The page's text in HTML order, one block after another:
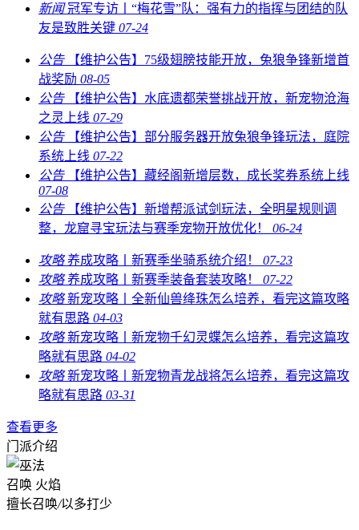
新闻 冠军专访丨“梅花雪”队：强有力的指挥与团结的队
友是致胜关键 07-24
公告
【维护公告】75级翅膀技能开放，兔狼争锋新增首
战奖励 08-05
公告
【维护公告】水底遗都荣誉挑战开放，新宠物沧海
之灵上线 07-29
公告
【维护公告】部分服务器开放兔狼争锋玩法，庭院
系统上线 07-22
公告
【维护公告】藏经阁新增层数，成长奖券系统上线
07-08
公告
【维护公告】新增帮派试剑玩法，全明星规则调
整，龙窟寻宝玩法与赛季宠物开放优化！
06-24
攻略 养成攻略丨新赛季坐骑系统介绍！
07-23
攻略 养成攻略丨新赛季装备套装攻略！
07-22
攻略 新宠攻略丨全新仙兽绛珠怎么培养，看完这篇攻略
就有思路 04-03
攻略 新宠攻略丨新宠物千幻灵蝶怎么培养，看完这篇攻
略就有思路 04-02
攻略 新宠攻略丨新宠物青龙战将怎么培养，看完这篇攻
略就有思路 03-31
查看更多
门派介绍
召唤 火焰
擅长召唤/以多打少